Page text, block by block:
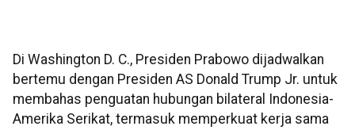
Di Washington D. C., Presiden Prabowo dijadwalkan
bertemu dengan Presiden AS Donald Trump Jr. untuk
membahas penguatan hubungan bilateral Indonesia-
Amerika Serikat, termasuk memperkuat kerja sama